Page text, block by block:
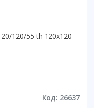
Код: 26637